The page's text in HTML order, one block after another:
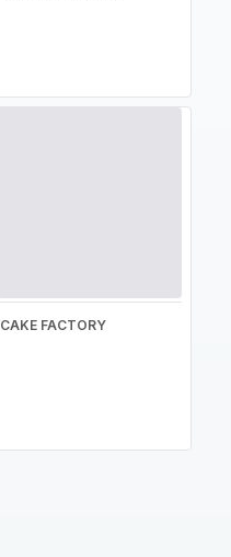
CAKE FACTORY